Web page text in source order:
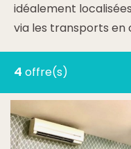
idéalement
via les transports en
4 offre(s)